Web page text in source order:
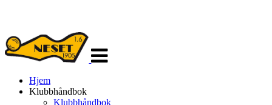
navigasjon
Hjem
Klubbhåndbok
Klubbhåndbok